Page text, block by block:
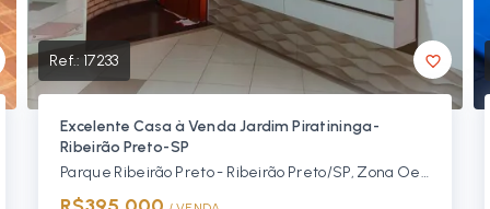
Ref.: 17233
Excelente Casa à Venda Jardim Piratininga-
Ribeirão Preto-SP
Parque Ribeirão Preto - Ribeirão Preto/SP, Zona Oeste